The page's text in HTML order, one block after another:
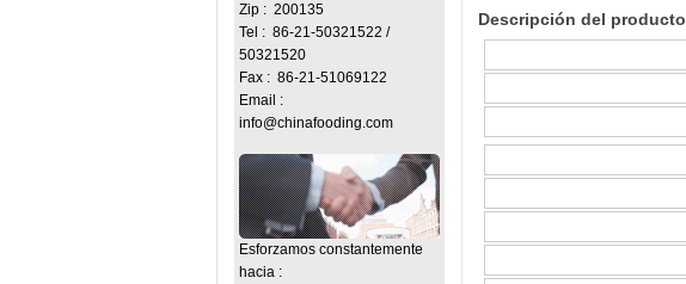
Zip : 200135
Tel : 86-21-50321522 /
50321520
Fax : 86-21-51069122
Email :
info@chinafooding.com
Esforzamos constantemente
hacia :
Descripción del producto